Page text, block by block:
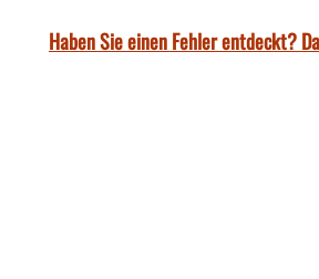
Haben Sie einen Fehler entdeckt?